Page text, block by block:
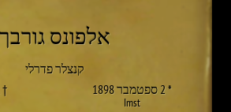
אלפונס
קנצלר פדרלי
* 2 ספטמבר 1898
Imst
† 31 יולי 1972